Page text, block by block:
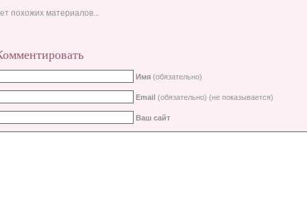
похожих материалов...
Имя (обязательно)
Email (обязательно) (не показывается)
Ваш сайт